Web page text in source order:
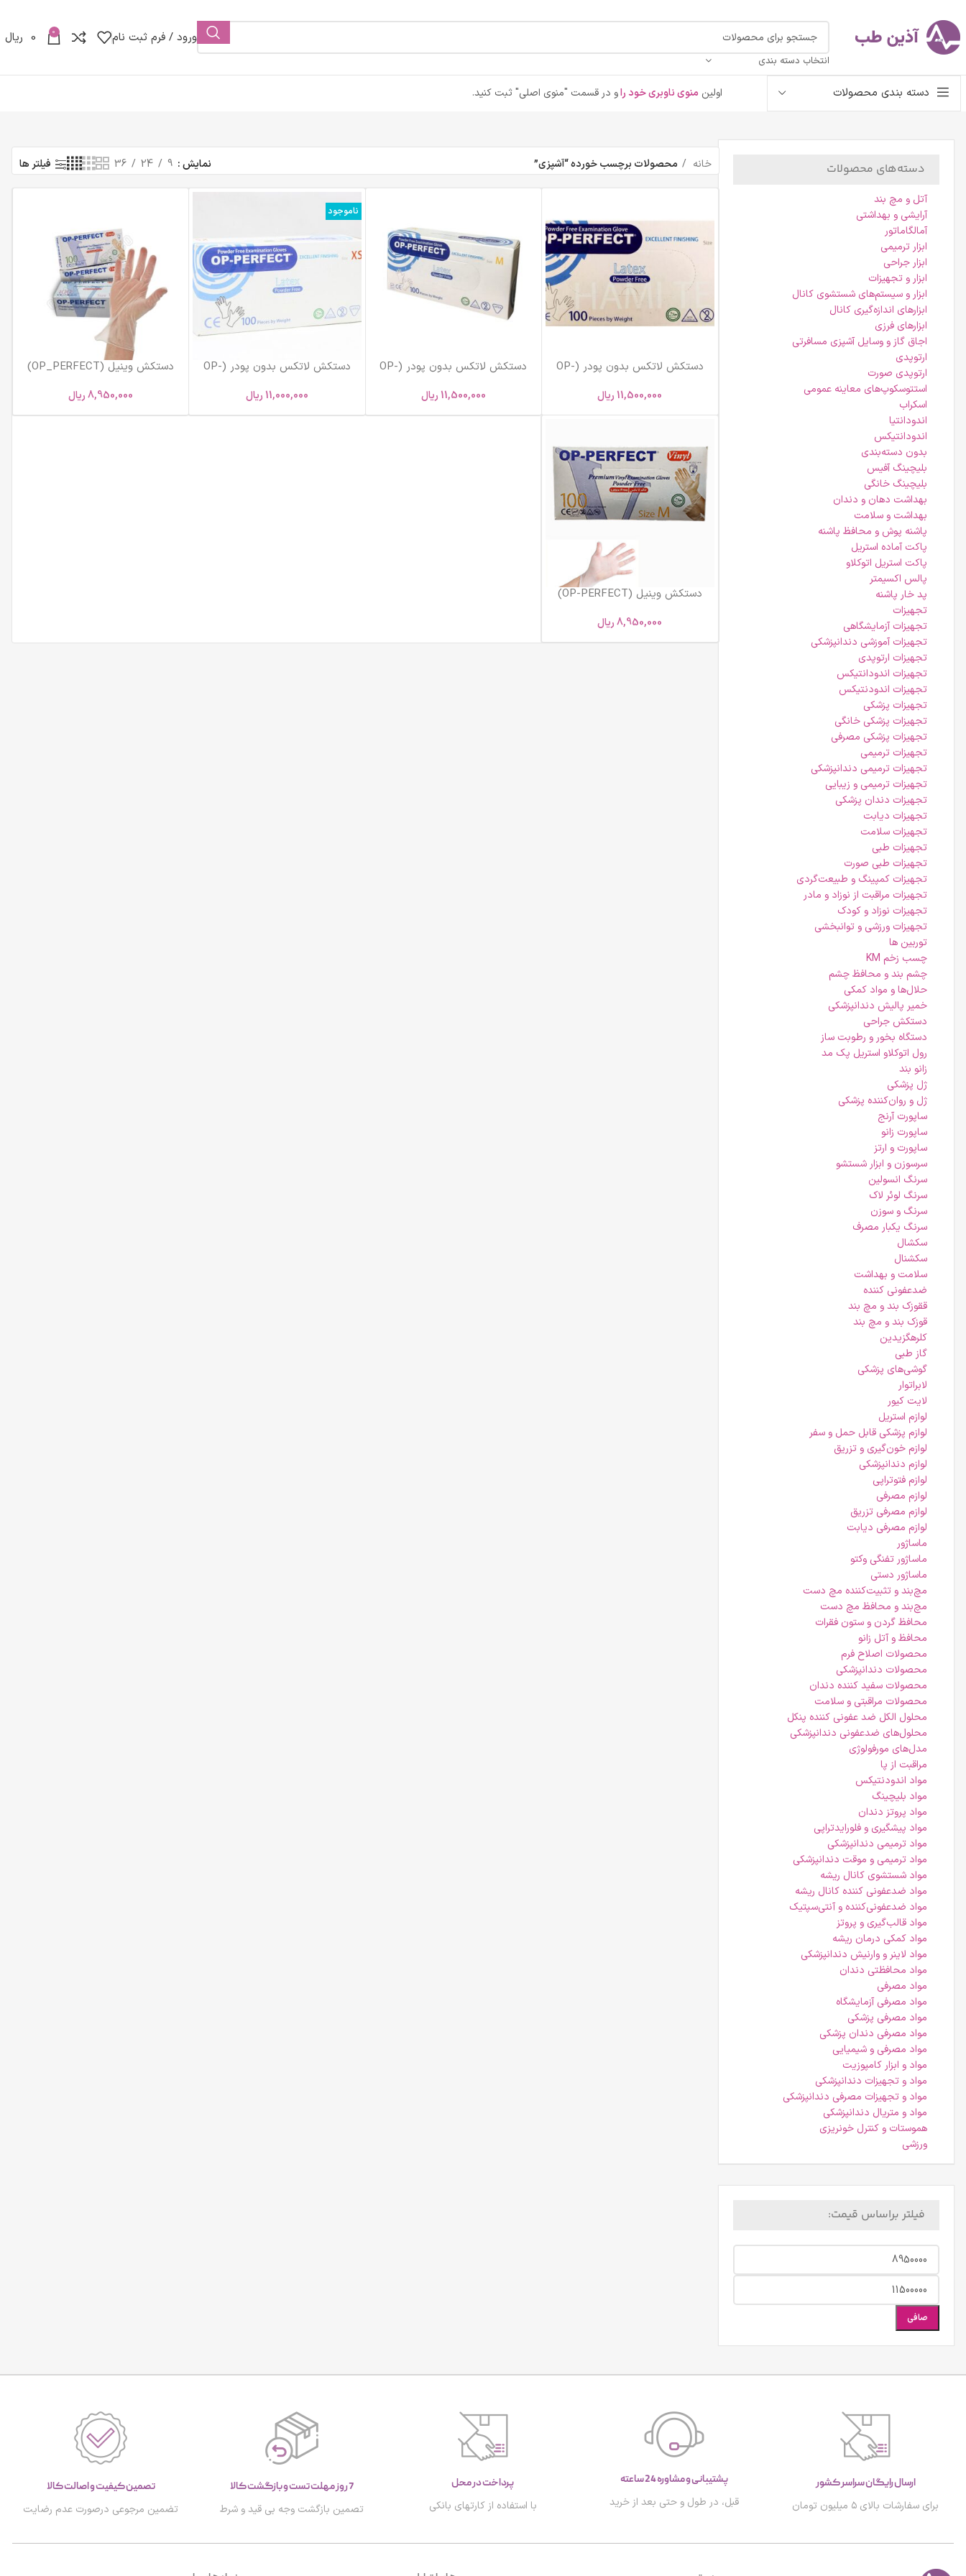
انتخاب دسته بندی
ورود / فرم ثبت نام 0
0 ریال
دسته بندی محصولات اولین منوی ناوبری خود راو در قسمت "منوی اصلی" ثبت کنید.
دسته‌های محصولات
آتل و مچ بند
آرایشی و بهداشتی
آمالگاماتور
ابزار ترمیمی
ابزار جراحی
ابزار و تجهیزات
ابزار و سیستم‌های شستشوی کانال
ابزارهای اندازه‌گیری کانال
ابزارهای فرزی
اجاق گاز و وسایل آشپزی مسافرتی
ارتوپدی
ارتوپدی صورت
استتوسکوپ‌های معاینه عمومی
اسکراب
اندودانتیا
اندودانتیکس
بدون دسته‌بندی
بلیچینگ آفیس
بلیچینگ خانگی
بهداشت دهان و دندان
بهداشت و سلامت
پاشنه پوش و محافظ پاشنه
پاکت آماده استریل
پاکت استریل اتوکلاو
پالس اکسیمتر
پد خار پاشنه
تجهیزات
تجهیزات آزمایشگاهی
تجهیزات آموزشی دندانپزشکی
تجهیزات ارتوپدی
تجهیزات اندودانتیکس
تجهیزات اندودنتیکس
تجهیزات پزشکی
تجهیزات پزشکی خانگی
تجهیزات پزشکی مصرفی
تجهیزات ترمیمی
تجهیزات ترمیمی دندانپزشکی
تجهیزات ترمیمی و زیبایی
تجهیزات دندان پزشکی
تجهیزات دیابت
تجهیزات سلامت
تجهیزات طبی
تجهیزات طبی صورت
تجهیزات کمپینگ و طبیعت‌گردی
تجهیزات مراقبت از نوزاد و مادر
تجهیزات نوزاد و کودک
تجهیزات ورزشی و توانبخشی
توربین ها
چسب زخم KM
چشم بند و محافظ چشم
حلال‌ها و مواد کمکی
خمیر پالیش دندانپزشکی
دستکش جراحی
دستگاه بخور و رطوبت ساز
رول اتوکلاو استریل پک مد
زانو بند
ژل پزشکی
ژل و روان‌کننده پزشکی
ساپورت آرنج
ساپورت زانو
ساپورت و ارتز
سرسوزن و ابزار شستشو
سرنگ انسولین
سرنگ لوئر لاک
سرنگ و سوزن
سرنگ یکبار مصرف
سکشال
سکشنال
سلامت و بهداشت
ضدعفونی کننده
ققوزک بند و مچ بند
قوزک بند و مچ بند
کلرهگزیدین
گاز طبی
گوشی‌های پزشکی
لابراتوار
لایت کیور
لوازم استریل
لوازم پزشکی قابل حمل و سفر
لوازم خون‌گیری و تزریق
لوازم دندانپزشکی
لوازم فتوتراپی
لوازم مصرفی
لوازم مصرفی تزریق
لوازم مصرفی دیابت
ماساژور
ماساژور تفنگی وکتو
ماساژور دستی
مچ‌بند و تثبیت‌کننده مچ دست
مچ‌بند و محافظ مچ دست
محافظ گردن و ستون فقرات
محافظ و آتل زانو
محصولات اصلاح فرم
محصولات دندانپزشکی
محصولات سفید کننده دندان
محصولات مراقبتی و سلامت
محلول الکل ضد عفونی کننده پنکل
محلول‌های ضدعفونی دندانپزشکی
مدل‌های مورفولوژی
مراقبت از پا
مواد اندودنتیکس
مواد بلیچینگ
مواد پروتز دندان
مواد پیشگیری و فلورایدتراپی
مواد ترمیمی دندانپزشکی
مواد ترمیمی و موقت دندانپزشکی
مواد شستشوی کانال ریشه
مواد ضدعفونی کننده کانال ریشه
مواد ضدعفونی‌کننده و آنتی‌سپتیک
مواد قالب‌گیری و پروتز
مواد کمکی درمان ریشه
مواد لاینر و وارنیش دندانپزشکی
مواد محافظتی دندان
مواد مصرفی
مواد مصرفی آزمایشگاه
مواد مصرفی پزشکی
مواد مصرفی دندان پزشکی
مواد مصرفی و شیمیایی
مواد و ابزار کامپوزیت
مواد و تجهیزات دندانپزشکی
مواد و تجهیزات مصرفی دندانپزشکی
مواد و متریال دندانپزشکی
هموستات و کنترل خونریزی
ورزشی
فیلتر براساس قیمت:
صافی
خانه محصولات برچسب خورده “آشپزی” نمایش 9
24
36 فیلتر ها
دستکش لاتکس بدون پودر (OP-
11,500,000 ریال
دستکش لاتکس بدون پودر (OP-
11,500,000ریال
ناموجود
دستکش لاتکس بدون پودر (OP-
11,000,000ریال
دستکش وینیل (OP_PERFECT)
8,950,000ریال
دستکش وینیل (OP-PERFECT)
8,950,000 ریال
ارسال رایگان سراسر کشور
برای سفارشات بالای ۵ میلیون تومان
پشتیبانی و مشاوره 24 ساعته
قبل، در طول و حتی بعد از خرید
پرداخت در محل
با استفاده از کارتهای بانکی
7 روز مهلت تست و بازگشت کالا
تصمین بازگشت وجه بی قید و شرط
تصمین کیفیت و اصالت کالا
تضمین مرجوعی درصورت عدم رضایت